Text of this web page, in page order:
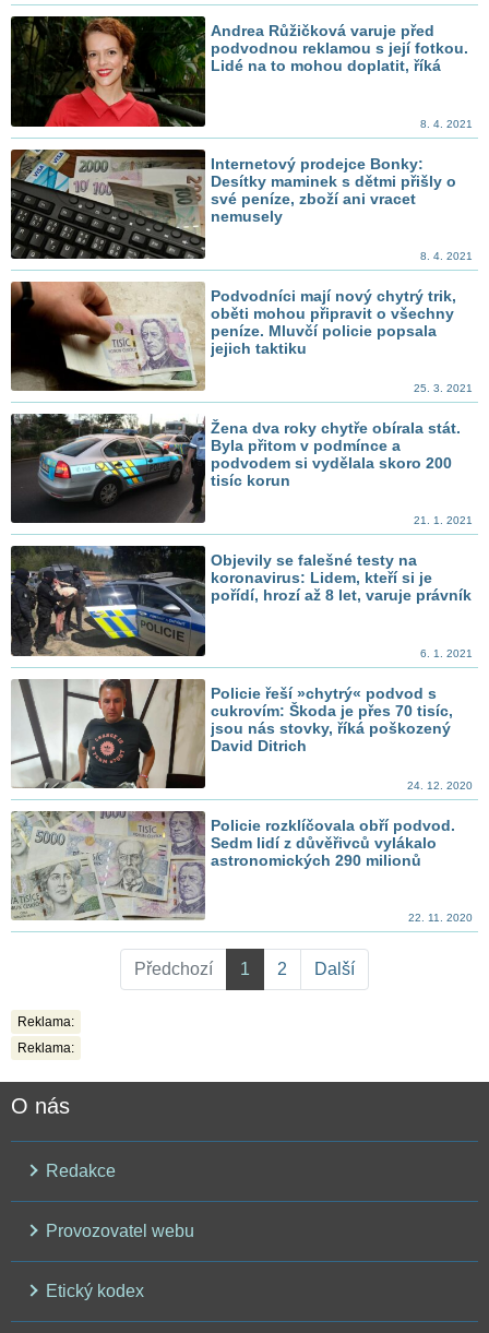
Andrea Růžičková varuje před
podvodnou reklamou s její fotkou.
Lidé na to mohou doplatit, říká
8. 4. 2021
Internetový prodejce Bonky:
Desítky maminek s dětmi přišly o
své peníze, zboží ani vracet
nemusely
8. 4. 2021
Podvodníci mají nový chytrý trik,
oběti mohou připravit o všechny
peníze. Mluvčí policie popsala
jejich taktiku
25. 3. 2021
Žena dva roky chytře obírala stát.
Byla přitom v podmínce a
podvodem si vydělala skoro 200
tisíc korun
21. 1. 2021
Objevily se falešné testy na
koronavirus: Lidem, kteří si je
pořídí, hrozí až 8 let, varuje právník
6. 1. 2021
Policie řeší »chytrý« podvod s
cukrovím: Škoda je přes 70 tisíc,
jsou nás stovky, říká poškozený
David Ditrich
24. 12. 2020
Policie rozklíčovala obří podvod.
Sedm lidí z důvěřivců vylákalo
astronomických 290 milionů
22. 11. 2020
Předchozí 1 2 Další
Reklama:
Reklama:
O nás
Redakce
Provozovatel webu
Etický kodex